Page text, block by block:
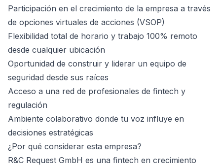
Participación en el crecimiento de la empresa a través
de opciones virtuales de acciones (VSOP)
Flexibilidad total de horario y trabajo 100% remoto
desde cualquier ubicación
Oportunidad de construir y liderar un equipo de
seguridad desde sus raíces
Acceso a una red de profesionales de fintech y
regulación
Ambiente colaborativo donde tu voz influye en
decisiones estratégicas
¿Por qué considerar esta empresa?
R&C Request GmbH es una fintech en crecimiento